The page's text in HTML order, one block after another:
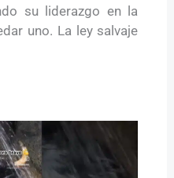
su liderazgo en la
uno. La ley salvaje